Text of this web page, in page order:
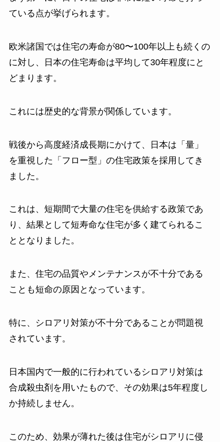
ている点が挙げられます。
欧米諸国では住宅の寿命が80〜100年以上も続くの
に対し、日本の住宅寿命は平均して30年程度にと
どまります。
これには歴史的な背景が関係しています。
戦後から高度経済成長期にかけて、日本は「量」
を重視した「フロー型」の住宅政策を採用してき
ました。
これは、短期間で大量の住宅を供給する政策であ
り、結果として短寿命な住宅が多く建てられるこ
ととなりました。
また、住宅の品質やメンテナンスが不十分である
ことも短命の原因となっています。
特に、シロアリ対策が不十分であることが問題視
されています。
日本国内で一般的に行われているシロアリ対策は
合成殺虫剤を用いたもので、その効果は5年程度し
か持続しません。
このため、効果が薄れた後は住宅がシロアリに侵